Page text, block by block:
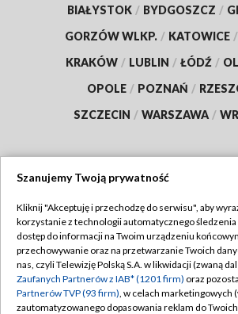
BIAŁYSTOK / BYDGOSZCZ /
GORZÓW WLKP. / KATOWICE /
KRAKÓW / LUBLIN / ŁÓDŹ /
OPOLE / POZNAŃ /
SZCZECIN / WARSZAWA /
TVP
Abonament TVP
Emisja w TVP
Centrum informacji TVP
Regulamin TVP
Polityka
Moje zgody
Szanujemy Twoją prywatność
Kliknij "Akceptuję i przechodzę do serwisu", aby
korzystanie z technologii automatycznego śledzenia
dostęp do informacji na Twoim urządzeniu
przechowywanie oraz na przetwarzanie Twoich
nas, czyli Telewizję Polską S.A. w likwidacji (zwaną
Zaufanych Partnerów z IAB* (1201 firm) oraz
Partnerów TVP (93 firm), w celach marketingowych
zautomatyzowanego dopasowania reklam do